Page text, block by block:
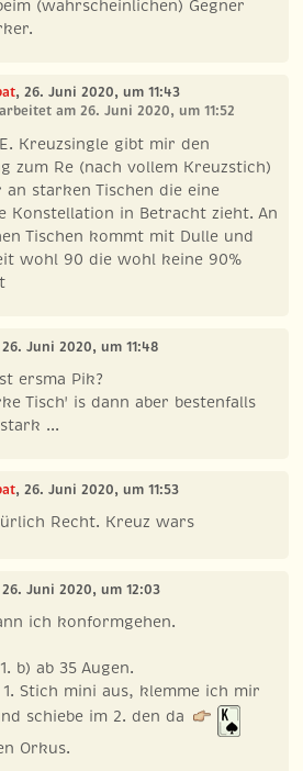
(wahrscheinlichen) Gegner
, 26. Juni 2020, um 11:43
am 26. Juni 2020, um 11:52
Kreuzsingle gibt mir den
zum Re (nach vollem Kreuzstich)
an starken Tischen die eine
Konstellation in Betracht zieht. An
Tischen kommt mit Dulle und
wohl 90 die wohl keine 90%
Juni 2020, um 11:48
ersma Pik?
Tisch' is dann aber bestenfalls
...
, 26. Juni 2020, um 11:53
Recht. Kreuz wars
Juni 2020, um 12:03
ich konformgehen.
b) ab 35 Augen.
Stich mini aus, klemme ich mir
schiebe im 2. den da
Orkus.